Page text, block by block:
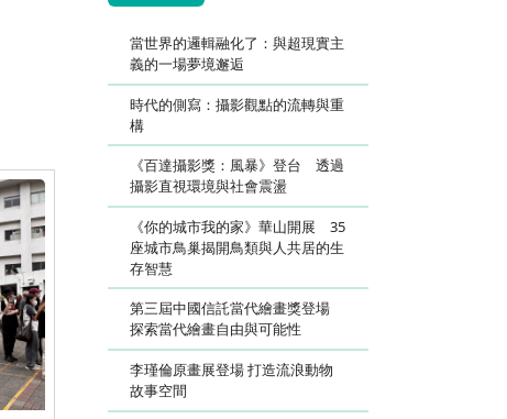
當世界的邏輯融化了：與超現實主
義的一場夢境邂逅
時代的側寫：攝影觀點的流轉與重
構
《百達攝影獎：風暴》登台 透過
攝影直視環境與社會震盪
《你的城市我的家》華山開展 35
座城市鳥巢揭開鳥類與人共居的生
存智慧
第三屆中國信託當代繪畫獎登場
探索當代繪畫自由與可能性
李瑾倫原畫展登場 打造流浪動物
故事空間